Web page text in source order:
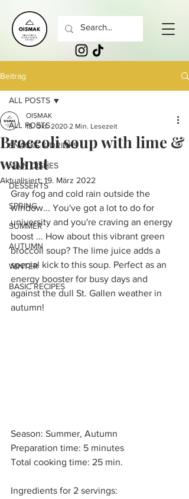
Beitrag
ALL POSTS
SNACKS & DRINKS
MAIN DISHES
DESSERTS
SPRING
SUMMER
AUTUMN
WINTER
BASIC RECIPES
ALL POSTS
Broccoli soup with lime &
walnut
OISMAK
18. Okt. 2020 2 Min. Lesezeit
Aktualisiert: 19. März 2022
Gray fog and cold rain outside the
window... You've got a lot to do for
university and you're craving an energy
boost ... How about this vibrant green
broccoli soup? The lime juice adds a
special kick to this soup. Perfect as an
energy booster for busy days and
against the dull St. Gallen weather in
autumn!
Season: Summer, Autumn
Preparation time: 5 minutes
Total cooking time: 25 min.
Ingredients for 2 servings: